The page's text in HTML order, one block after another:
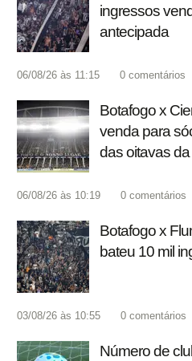
ingressos
antecipada
06/08/26 às 11:15 0 comentários
Botafogo x
venda para
das oitavas
06/08/26 às 10:19 0 comentários
Botafogo x
bateu 10 mil
03/08/26 às 10:55 0 comentários
Número de